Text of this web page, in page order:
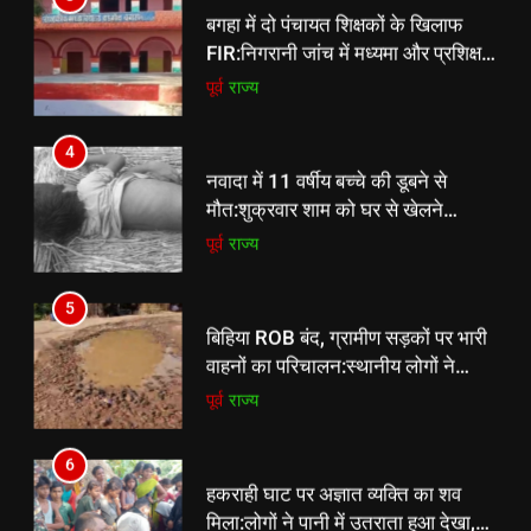
देखा
राज्य
5
बिहिया ROB बंद, ग्रामीण सड़कों पर भारी
राज्य
हकराही घाट पर अज्ञात व्यक्ति का शव
पूर्व
7
9 अगस्त को सिमुलतला आवासीय विद्यालय
बच्चों का हौसला
राज्य
FIR:निगरानी जांच में मध्यमा और प्रशिक्षण
प्रमाणपत्र फर्जी पाए गए, दोनों गायब
पूर्व राज्य
4
मौत:शुक्रवार शाम को घर से खेलने
निकला था, शनिवार सुबह ग्रामीणों ने शव
देखा
पूर्व राज्य
5
वाहनों का परिचालन:स्थानीय लोगों ने
आवागमन पर रोक लगाने की मांग की
पूर्व राज्य
6
मिला:लोगों ने पानी में उतराता हुआ देखा,
पुलिस पहचान में जुटी
पूर्व राज्य